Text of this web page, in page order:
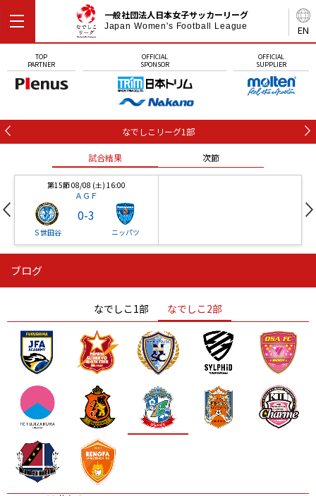
EN
一般社団法人日本女子サッカーリーグ
Japan Women's Football League
TOP
PARTNER
OFFICIAL
SPONSOR
OFFICIAL
SUPPLIER
なでしこリーグ1部
試合結果 次節
第15節 08/08 (土) 16:00
ＡＧＦ
Ｓ世田谷
0-3
ニッパツ
ニッパツ
ニッパツ 名古屋
石人の星
静岡 愛媛Ｌ
ブログ
なでしこ1部 なでしこ2部